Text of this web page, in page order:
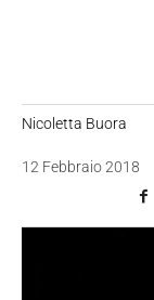
Nicoletta Buora
12 Febbraio 2018